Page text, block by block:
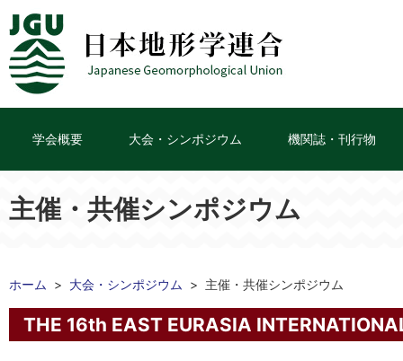
学会概要 大会・シンポジウム 機関誌・刊行物
主催・共催シンポジウム
ホーム 大会・シンポジウム 主催・共催シンポジウム
THE 16th EAST EURASIA